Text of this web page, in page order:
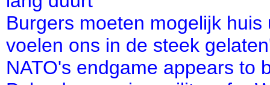
Burgers moeten mogelijk
voelen ons in de steek
NATO's endgame appears to